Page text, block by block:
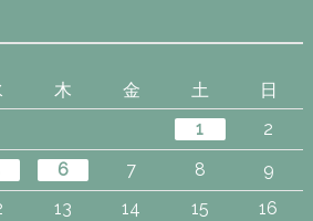
木 金 土
日
1
2
6 7 8
9
13 14 15
16